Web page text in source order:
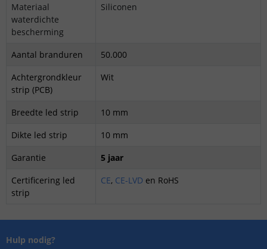
Materiaal
waterdichte
bescherming
Siliconen
Aantal branduren
50.000
Achtergrondkleur
strip (PCB)
Wit
Breedte led strip
10 mm
Dikte led strip
10 mm
Garantie
5 jaar
Certificering led
strip
CE, CE-LVD en RoHS
Hulp nodig?